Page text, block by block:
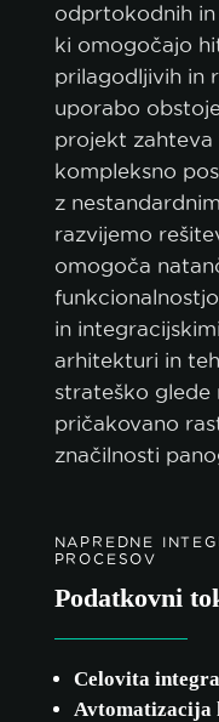
odprtokodnih in
ki omogočajo
prilagodljivih in
uporabo
projekt zahteva
kompleksno
z
razvijemo
omogoča
in
arhitekturi in
strateško glede
pričakovano
značilnosti
NAPREDNE
PROCESOV
Podatkovni
Celovita
Avtomatizacija